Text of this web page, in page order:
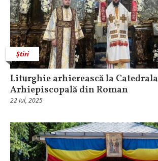
Știri
Liturghie arhierească la Catedrala
Arhiepiscopală din Roman
22 Iul, 2025